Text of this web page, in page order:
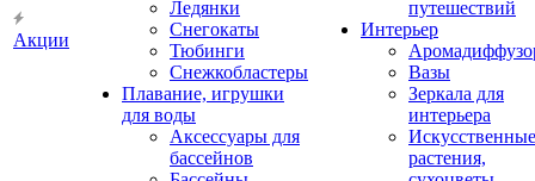
Акции
Ледянки
Снегокаты
Тюбинги
Снежкобластеры
Плавание, игрушки
для воды
Аксессуары для
бассейнов
путешествий
Интерьер
Вазы
Зеркала для
интерьера
Искусственные
растения,